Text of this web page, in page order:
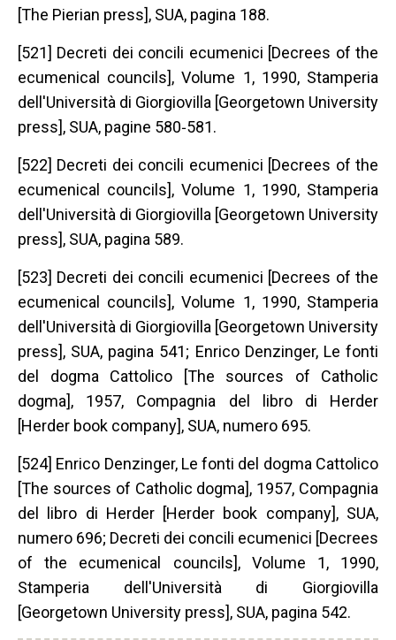
[The Pierian press], SUA, pagina 188.
[521] Decreti dei concili ecumenici [Decrees of the
ecumenical councils], Volume 1, 1990, Stamperia
dell'Università di Giorgiovilla [Georgetown University
press], SUA, pagine 580‐581.
[522] Decreti dei concili ecumenici [Decrees of the
ecumenical councils], Volume 1, 1990, Stamperia
dell'Università di Giorgiovilla [Georgetown University
press], SUA, pagina 589.
[523] Decreti dei concili ecumenici [Decrees of the
ecumenical councils], Volume 1, 1990, Stamperia
dell'Università di Giorgiovilla [Georgetown University
press], SUA, pagina 541; Enrico Denzinger, Le fonti
del dogma Cattolico [The sources of Catholic
dogma], 1957, Compagnia del libro di Herder
[Herder book company], SUA, numero 695.
[524] Enrico Denzinger, Le fonti del dogma Cattolico
[The sources of Catholic dogma], 1957, Compagnia
del libro di Herder [Herder book company], SUA,
numero 696; Decreti dei concili ecumenici [Decrees
of the ecumenical councils], Volume 1, 1990,
Stamperia dell'Università di Giorgiovilla
[Georgetown University press], SUA, pagina 542.